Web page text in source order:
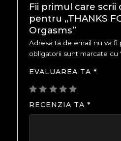
Fii primul care scrii
pentru „THANKS
Orgasms”
Adresa ta de email nu va fi
obligatorii sunt marcate cu
EVALUAREA TA *
RECENZIA TA *